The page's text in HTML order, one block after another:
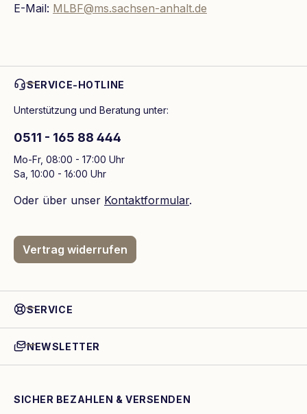
E-Mail: MLBF@ms.sachsen-anhalt.de
SERVICE-HOTLINE
Unterstützung und Beratung unter:
0511 - 165 88 444
Mo-Fr, 08:00 - 17:00 Uhr
Sa, 10:00 - 16:00 Uhr
Oder über unser Kontaktformular.
Vertrag widerrufen
SERVICE
NEWSLETTER
SICHER BEZAHLEN & VERSENDEN